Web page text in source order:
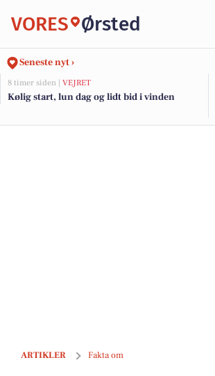
VORES Ørsted
Seneste nyt ›
8 timer siden | VEJRET
Kølig start, lun dag og lidt bid i vinden
ARTIKLER Fakta om
Indbrudsraten i Norddjurs Kommune er faldet